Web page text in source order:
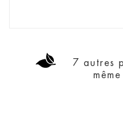
7 autres